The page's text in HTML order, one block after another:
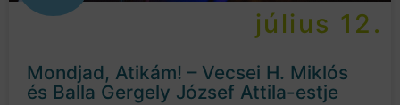
július 12.
Mondjad, Atikám! – Vecsei H. Miklós
és Balla Gergely József Attila-estje